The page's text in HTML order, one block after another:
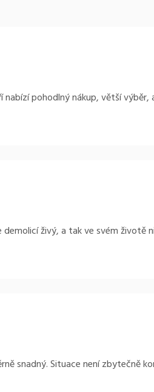
pohodlný nákup, větší výběr,
živý, a tak ve svém životě
snadný. Situace není zbytečně